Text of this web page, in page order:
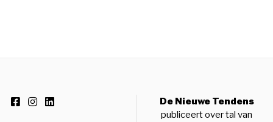
De Nieuwe Tendens
publiceert over tal van